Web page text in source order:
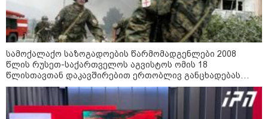
სამოქალაქო საზოგადოების წარმომადგენლები 2008
წლის რუსეთ-საქართველოს აგვისტოს ომის 18
წლისთავთან დაკავშირებით ერთობლივ განცხადებას
ავრცელებენ